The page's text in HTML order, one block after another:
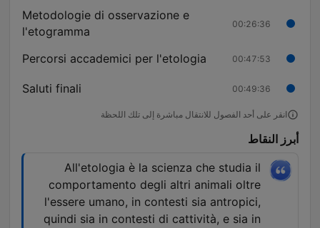
00:26:36
Metodologie di osservazione e
l'etogramma
00:47:53
Percorsi accademici per l'etologia
00:49:36
Saluti finali
انقر على أحد الفصول للانتقال مباشرة إلى تلك اللحظة
أبرز النقاط
All'etologia è la scienza che studia il
comportamento degli altri animali oltre
l'essere umano, in contesti sia antropici,
quindi sia in contesti di cattività, e sia in